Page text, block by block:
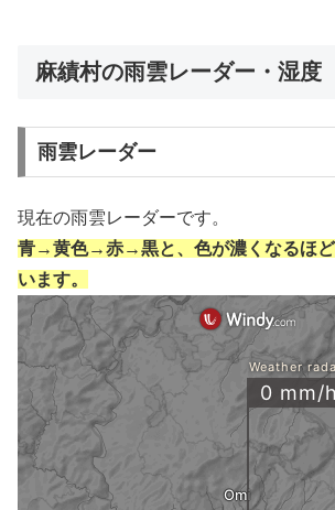
麻績村の雨雲レーダー・湿度
雨雲レーダー
現在の雨雲レーダーです。
青→黄色→赤→黒と、色が濃くなるほど
います。